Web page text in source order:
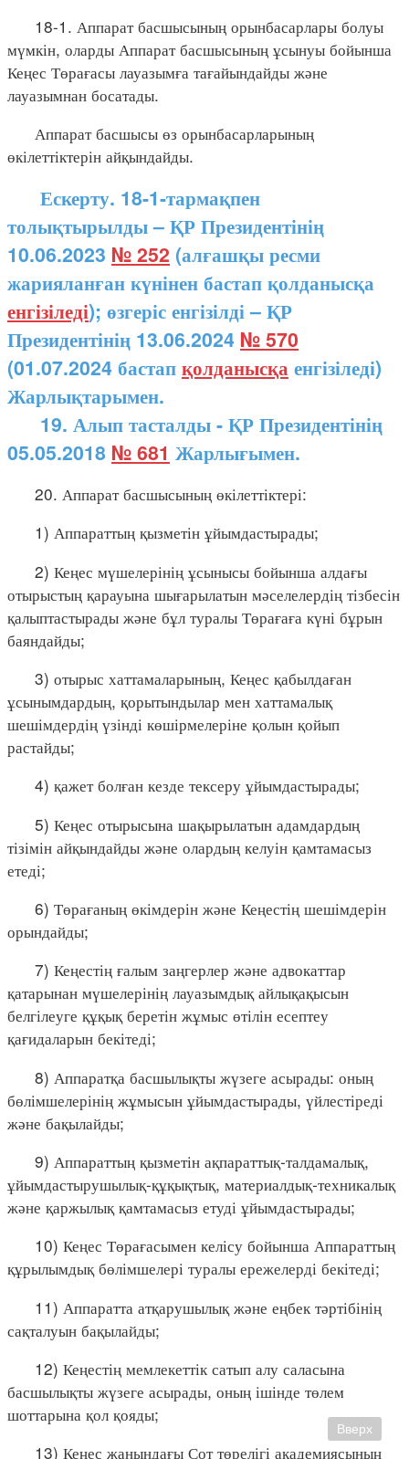
18-1. Аппарат басшысының орынбасарлары болуы
мүмкін, оларды Аппарат басшысының ұсынуы бойынша
Кеңес Төрағасы лауазымға тағайындайды және
лауазымнан босатады.
Аппарат басшысы өз орынбасарларының
өкілеттіктерін айқындайды.
Ескерту. 18-1-тармақпен
толықтырылды – ҚР Президентінің
10.06.2023 № 252 (алғашқы ресми
жарияланған күнінен бастап қолданысқа
енгізіледі); өзгеріс енгізілді – ҚР
Президентінің 13.06.2024 № 570
(01.07.2024 бастапқолданысқаенгізіледі)
Жарлықтарымен.
19. Алып тасталды - ҚР Президентінің
05.05.2018 № 681 Жарлығымен.
20. Аппарат басшысының өкілеттіктері:
1) Аппараттың қызметін ұйымдастырады;
2) Кеңес мүшелерінің ұсынысы бойынша алдағы
отырыстың қарауына шығарылатын мәселелердің тізбесін
қалыптастырады және бұл туралы Төрағаға күні бұрын
баяндайды;
3) отырыс хаттамаларының, Кеңес қабылдаған
ұсынымдардың, қорытындылар мен хаттамалық
шешімдердің үзінді көшірмелеріне қолын қойып
растайды;
4) қажет болған кезде тексеру ұйымдастырады;
5) Кеңес отырысына шақырылатын адамдардың
тізімін айқындайды және олардың келуін қамтамасыз
етеді;
6) Төрағаның өкімдерін және Кеңестің шешімдерін
орындайды;
7) Кеңестің ғалым заңгерлер және адвокаттар
қатарынан мүшелерінің лауазымдық айлықақысын
белгілеуге құқық беретін жұмыс өтілін есептеу
қағидаларын бекітеді;
8) Аппаратқа басшылықты жүзеге асырады: оның
бөлімшелерінің жұмысын ұйымдастырады, үйлестіреді
және бақылайды;
9) Аппараттың қызметін ақпараттық-талдамалық,
ұйымдастырушылық-құқықтық, материалдық-техникалық
және қаржылық қамтамасыз етуді ұйымдастырады;
10) Кеңес Төрағасымен келісу бойынша Аппараттың
құрылымдық бөлімшелері туралы ережелерді бекітеді;
11) Аппаратта атқарушылық және еңбек тәртібінің
сақталуын бақылайды;
12) Кеңестің мемлекеттік сатып алу саласына
басшылықты жүзеге асырады, оның ішінде төлем
шоттарына қол қояды;
13) Кеңес жанындағы Сот төрелігі академиясының
Вверх